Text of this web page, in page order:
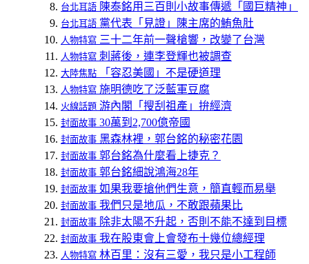
台北耳語 陳泰銘用三百則小故事傳遞「國巨精神」
台北耳語 黨代表「見證」陳主席的鮪魚肚
人物特寫 三十二年前一聲槍響，改變了台灣
人物特寫 刺蔣後，連李登輝也被調查
大陸焦點 「容忍美國」不是硬道理
人物特寫 施明德吃了泛藍軍豆腐
火線話題 游內閣「搜刮祖產」拚經濟
封面故事 30萬到2,700億帝國
封面故事 黑森林裡，郭台銘的秘密花園
封面故事 郭台銘為什麼看上捷克？
封面故事 郭台銘細說鴻海28年
封面故事 如果我要搶他們生意，簡直輕而易舉
封面故事 我們只是地瓜，不敢跟蘋果比
封面故事 除非太陽不升起，否則不能不達到目標
封面故事 我在股東會上會發布十幾位總經理
人物特寫 林百里：沒有三愛，我只是小工程師